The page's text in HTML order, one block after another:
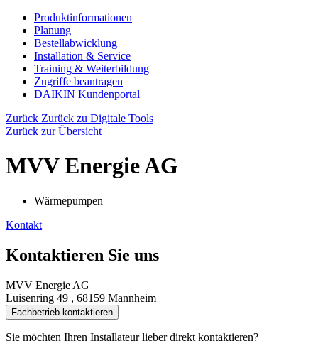
Produktinformationen
Planung
Bestellabwicklung
Installation & Service
Training & Weiterbildung
Zugriffe beantragen
DAIKIN Kundenportal
Zurück Zurück zu Digitale Tools
Zurück zur Übersicht
MVV Energie AG
Wärmepumpen
Kontakt
Kontaktieren Sie uns
MVV Energie AG
Luisenring 49 , 68159 Mannheim
Fachbetrieb kontaktieren
Sie möchten Ihren Installateur lieber direkt kontaktieren?